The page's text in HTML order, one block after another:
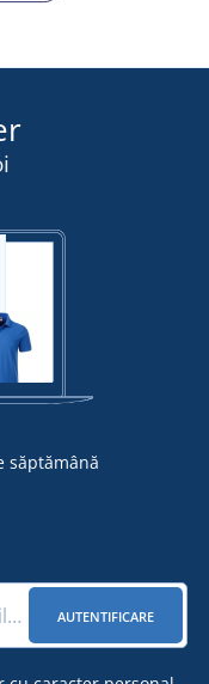
săptămână
AUTENTIFICARE